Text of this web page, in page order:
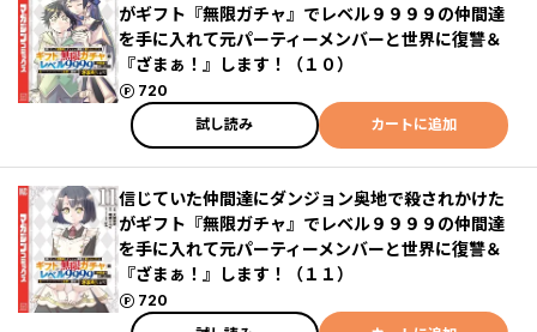
がギフト『無限ガチャ』でレベル９９９９の仲間達
を手に入れて元パーティーメンバーと世界に復讐＆
『ざまぁ！』します！（１０）
720
ポイント
試し読み
カートに追加
信じていた仲間達にダンジョン奥地で殺されかけた
がギフト『無限ガチャ』でレベル９９９９の仲間達
を手に入れて元パーティーメンバーと世界に復讐＆
『ざまぁ！』します！（１１）
720
ポイント